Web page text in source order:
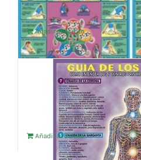
Añadir al carrito
GUIA DE LOS CHAKRAS
IVA no incluído
Añadir al carrito